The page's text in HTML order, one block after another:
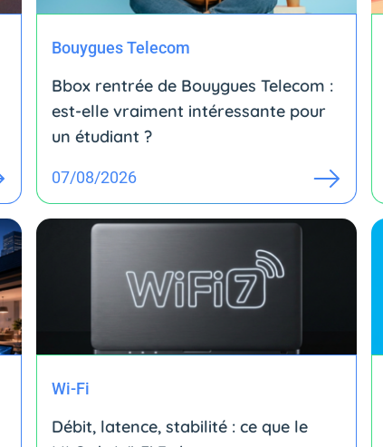
Bouygues Telecom
Bbox rentrée de Bouygues Telecom :
est-elle vraiment intéressante pour
un étudiant ?
07/08/2026
Wi-Fi
Débit, latence, stabilité : ce que le